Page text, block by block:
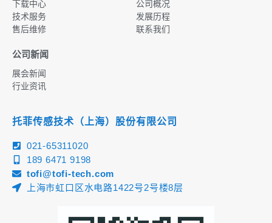
下载中心
技术服务
售后维修
公司概况
发展历程
联系我们
公司新闻
展会新闻
行业资讯
托菲传感技术（上海）股份有限公司
021-65311020
189 6471 9198
tofi@tofi-tech.com
上海市虹口区水电路1422号2号楼8层